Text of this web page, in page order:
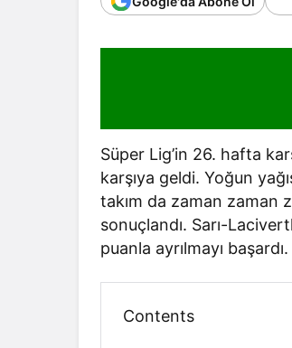
Süper Lig’in 26. hafta
karşıya geldi. Yoğun
takım da zaman zaman
sonuçlandı. Sarı-
puanla ayrılmayı başardı.
Contents